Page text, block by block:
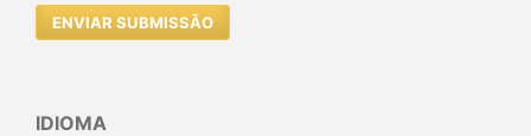
ENVIAR SUBMISSÃO
IDIOMA